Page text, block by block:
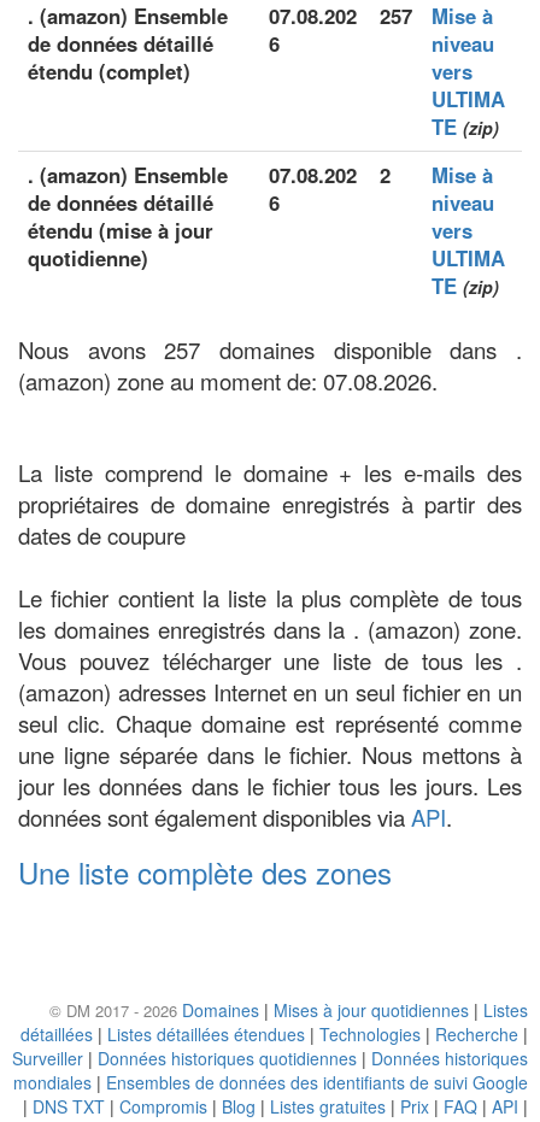
. (amazon) Ensemble
de données détaillé
étendu (complet)
07.08.202
6
257
Mise à
niveau
vers
ULTIMA
TE (zip)
. (amazon) Ensemble
de données détaillé
étendu (mise à jour
quotidienne)
07.08.202
6
2
Mise à
niveau
vers
ULTIMA
TE (zip)
Nous avons 257 domaines disponible dans .
(amazon) zone au moment de: 07.08.2026.
La liste comprend le domaine + les e-mails des
propriétaires de domaine enregistrés à partir des
dates de coupure
Le fichier contient la liste la plus complète de tous
les domaines enregistrés dans la . (amazon) zone.
Vous pouvez télécharger une liste de tous les .
(amazon) adresses Internet en un seul fichier en un
seul clic. Chaque domaine est représenté comme
une ligne séparée dans le fichier. Nous mettons à
jour les données dans le fichier tous les jours. Les
données sont également disponibles viaAPI.
Une liste complète des zones
© DM 2017 - 2026 Domaines | Mises à jour quotidiennes | Listes
détaillées | Listes détaillées étendues | Technologies | Recherche |
Surveiller | Données historiques quotidiennes | Données historiques
mondiales | Ensembles de données des identifiants de suivi Google
| DNS TXT | Compromis | Blog | Listes gratuites | Prix | FAQ | API |